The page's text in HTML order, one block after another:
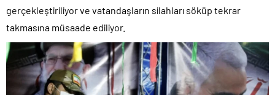
gerçekleştiriliyor ve vatandaşların silahları söküp tekrar
takmasına müsaade ediliyor.